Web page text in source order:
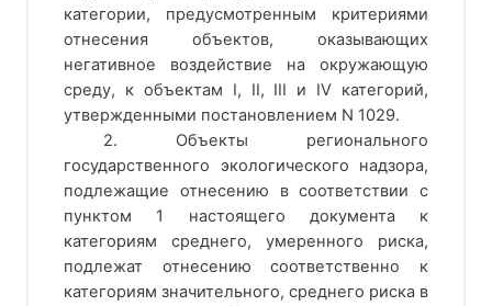
категории, предусмотренным критериями
отнесения объектов, оказывающих
негативное воздействие на окружающую
среду, к объектам I, II, III и IV категорий,
утвержденными постановлением N 1029.
2. Объекты регионального
государственного экологического надзора,
подлежащие отнесению в соответствии с
пунктом 1 настоящего документа к
категориям среднего, умеренного риска,
подлежат отнесению соответственно к
категориям значительного, среднего риска в